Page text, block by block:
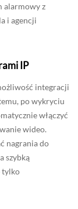
alarmowy z
i agencji
IP
integracji
po wykryciu
włączyć
wideo.
nagrania do
szybką
tylko